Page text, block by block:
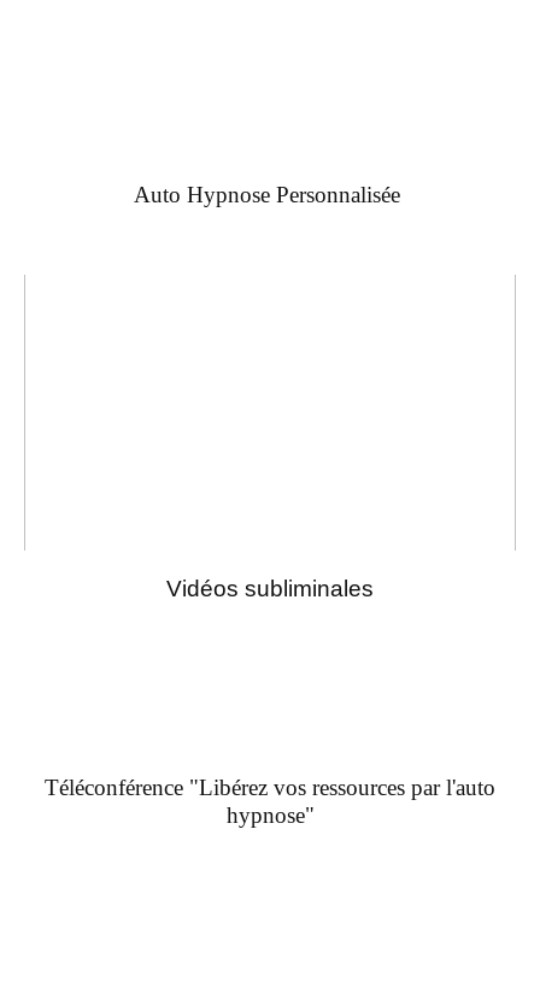
Auto Hypnose Personnalisée
Vidéos subliminales
Téléconférence "Libérez vos ressources par l'auto
hypnose"